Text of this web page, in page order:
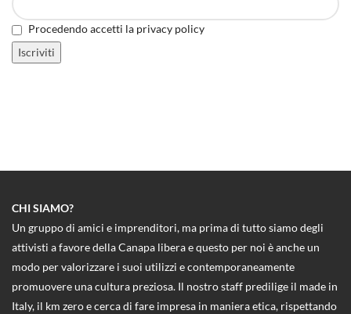
Procedendo accetti la privacy policy
CHI SIAMO?
Un gruppo di amici e imprenditori, ma prima di tutto siamo degli
attivisti a favore della Canapa libera e questo per noi è anche un
modo per valorizzare i suoi utilizzi e contemporaneamente
promuovere una cultura preziosa. Il nostro staff predilige il made in
Italy, il km zero e cerca di fare impresa in maniera etica, rispettando